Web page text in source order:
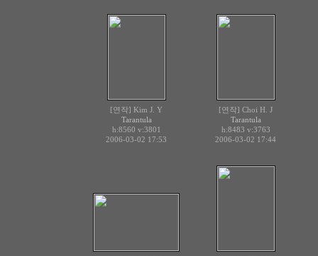
[연작] Kim J. Y
Tarantula
h:8560 v:3801
2006-03-02 17:53
[연작] Choi H. J
Tarantula
h:8483 v:3763
2006-03-02 17:44